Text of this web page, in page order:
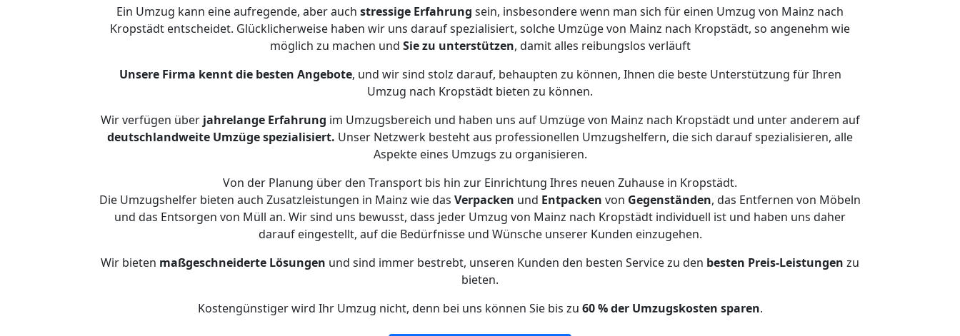
Ein Umzug kann eine aufregende, aber auch stressige Erfahrung sein, insbesondere wenn man sich für einen Umzug von Mainz nach
Kropstädt entscheidet. Glücklicherweise haben wir uns darauf spezialisiert, solche Umzüge von Mainz nach Kropstädt, so angenehm wie
möglich zu machen und Sie zu unterstützen, damit alles reibungslos verläuft
Unsere Firma kennt die besten Angebote, und wir sind stolz darauf, behaupten zu können, Ihnen die beste Unterstützung für Ihren
Umzug nach Kropstädt bieten zu können.
Wir verfügen überjahrelange Erfahrung im Umzugsbereich und haben uns auf Umzüge von Mainz nach Kropstädt und unter anderem auf
deutschlandweite Umzüge spezialisiert. Unser Netzwerk besteht aus professionellen Umzugshelfern, die sich darauf spezialisieren, alle
Aspekte eines Umzugs zu organisieren.
Von der Planung über den Transport bis hin zur Einrichtung Ihres neuen Zuhause in Kropstädt.
Die Umzugshelfer bieten auch Zusatzleistungen in Mainz wie das Verpacken und Entpacken von Gegenständen, das Entfernen von Möbeln
und das Entsorgen von Müll an. Wir sind uns bewusst, dass jeder Umzug von Mainz nach Kropstädt individuell ist und haben uns daher
darauf eingestellt, auf die Bedürfnisse und Wünsche unserer Kunden einzugehen.
Wir bieten maßgeschneiderte Lösungen und sind immer bestrebt, unseren Kunden den besten Service zu den besten Preis-Leistungen zu
bieten.
Kostengünstiger wird Ihr Umzug nicht, denn bei uns können Sie bis zu 60 % der Umzugskosten sparen.